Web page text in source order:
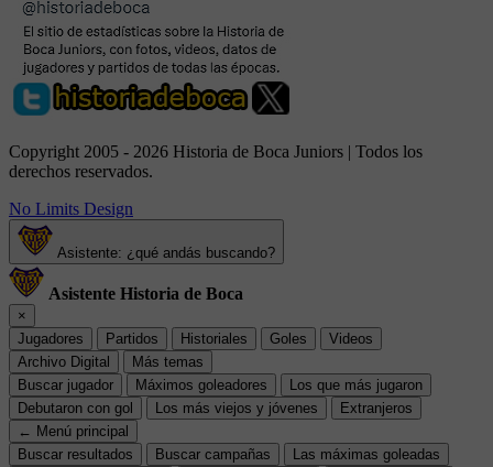
Copyright 2005 - 2026 Historia de Boca Juniors | Todos los
derechos reservados.
No Limits Design
Asistente: ¿qué andás buscando?
Asistente Historia de Boca
×
Jugadores
Partidos Historiales Goles
Videos
Archivo Digital
Más temas
Buscar jugador
Máximos goleadores
Los que más jugaron
Debutaron con gol
Los más viejos y jóvenes
Extranjeros
← Menú principal
Buscar resultados
Buscar campañas
Las máximas goleadas